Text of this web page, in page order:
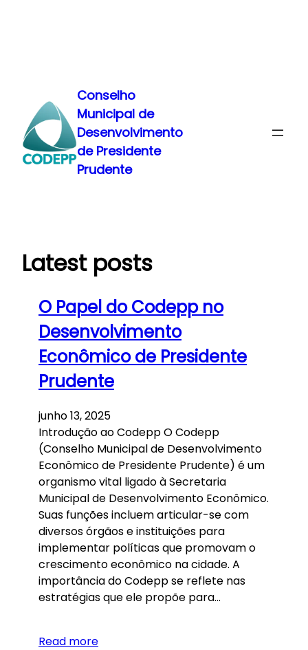
conteúdo
Conselho
Municipal de
Desenvolvimento
de Presidente
Prudente
Latest posts
O Papel do Codepp no
Desenvolvimento
Econômico de Presidente
Prudente
junho 13, 2025
Introdução ao Codepp O Codepp
(Conselho Municipal de Desenvolvimento
Econômico de Presidente Prudente) é um
organismo vital ligado à Secretaria
Municipal de Desenvolvimento Econômico.
Suas funções incluem articular-se com
diversos órgãos e instituições para
implementar políticas que promovam o
crescimento econômico na cidade. A
importância do Codepp se reflete nas
estratégias que ele propõe para…
Read more